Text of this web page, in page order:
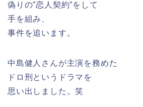
偽りの”恋人契約”をして
手を組み、
事件を追います。
中島健人さんが主演を務めた
ドロ刑というドラマを
思い出しました。笑